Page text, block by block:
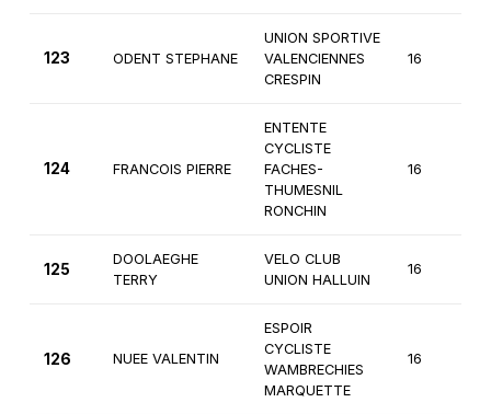
123 ODENT STEPHANE
UNION SPORTIVE
VALENCIENNES
CRESPIN
16
124 FRANCOIS PIERRE
ENTENTE
CYCLISTE
FACHES-
THUMESNIL
RONCHIN
16
125
DOOLAEGHE
TERRY
VELO CLUB
UNION HALLUIN
16
126 NUEE VALENTIN
ESPOIR
CYCLISTE
WAMBRECHIES
MARQUETTE
16